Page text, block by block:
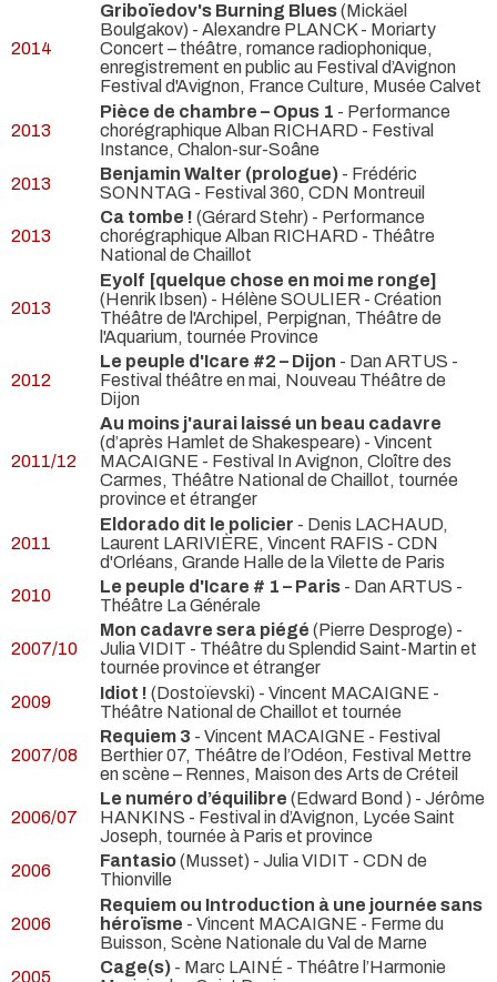
2014
Griboïedov's Burning Blues(Mickäel
Boulgakov) - Alexandre PLANCK- Moriarty
Concert – théâtre, romance radiophonique,
enregistrement en public au Festival d’Avignon
Festival d'Avignon, France Culture, Musée Calvet
2013
Pièce de chambre – Opus 1 - Performance
chorégraphique Alban RICHARD - Festival
Instance, Chalon-sur-Soâne
2013
Benjamin Walter (prologue) - Frédéric
SONNTAG - Festival 360, CDN Montreuil
2013
Ca tombe ! (Gérard Stehr) - Performance
chorégraphique Alban RICHARD - Théâtre
National de Chaillot
2013
Eyolf [quelque chose en moi me ronge]
(Henrik Ibsen) - Hélène SOULIER - Création
Théâtre de l'Archipel, Perpignan, Théâtre de
l'Aquarium, tournée Province
2012
Le peuple d'Icare #2 – Dijon - Dan ARTUS -
Festival théâtre en mai, Nouveau Théâtre de
Dijon
2011/12
Au moins j'aurai laissé un beau cadavre
(d’après Hamlet de Shakespeare) - Vincent
MACAIGNE - Festival In Avignon, Cloître des
Carmes, Théâtre National de Chaillot, tournée
province et étranger
2011
Eldorado dit le policier - Denis LACHAUD,
Laurent LARIVIÈRE, Vincent RAFIS - CDN
d'Orléans, Grande Halle de la Vilette de Paris
2010
Le peuple d'Icare # 1 – Paris - Dan ARTUS -
Théâtre La Générale
2007/10
Mon cadavre sera piégé (Pierre Desproge) -
Julia VIDIT - Théâtre du Splendid Saint-Martin et
tournée province et étranger
2009
Idiot ! (Dostoïevski) - Vincent MACAIGNE -
Théâtre National de Chaillot et tournée
2007/08
Requiem 3 - Vincent MACAIGNE - Festival
Berthier 07, Théâtre de l’Odéon, Festival Mettre
en scène – Rennes, Maison des Arts de Créteil
2006/07
Le numéro d’équilibre (Edward Bond ) - Jérôme
HANKINS - Festival in d’Avignon, Lycée Saint
Joseph, tournée à Paris et province
2006
Fantasio(Musset) - Julia VIDIT - CDN de
Thionville
2006
Requiem ou Introduction à une journée sans
héroïsme - Vincent MACAIGNE - Ferme du
Buisson, Scène Nationale du Val de Marne
2005
Cage(s) - Marc LAINÉ - Théâtre l’Harmonie